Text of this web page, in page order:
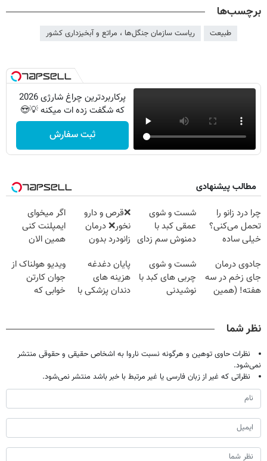
برچسب‌ها
طبیعت ریاست سازمان جنگل‌ها ، مراتع و آبخیزداری کشور
پرکاربردترین چراغ شارژی 2026
که شگفت زده ات میکنه 💡😍
ثبت سفارش
مطالب پیشنهادی
چرا درد زانو را
تحمل می‌کنی؟
خیلی ساده
کن
شست و شوی
عمقی کبد با
دمنوش سم زدای
❌قرص‌ و دارو
نخور❌ درمان
زانودرد بدون
اگر میخوای
ایمپلنت کنی
همین الان
۲۵ میلیون
تومان!!!
جادوی درمان
جای زخم در سه
هفته! (همین
شست و شوی
چربی های کبد با
نوشیدنی
پایان دغدغه
هزینه های
دندان پزشکی با
ویدیو هولناک از
جوان کارتن
خوابی که
نظر شما
نظرات حاوی توهین و هرگونه نسبت ناروا به اشخاص حقیقی و حقوقی منتشر
نمی‌شود.
نظراتی که غیر از زبان فارسی یا غیر مرتبط با خبر باشد منتشر نمی‌شود.